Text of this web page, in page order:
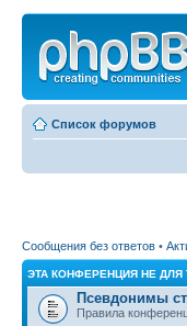
Список форумов
Сообщения без ответов •
ЭТА КОНФЕРЕНЦИЯ НЕ
Псевдонимы
Правила